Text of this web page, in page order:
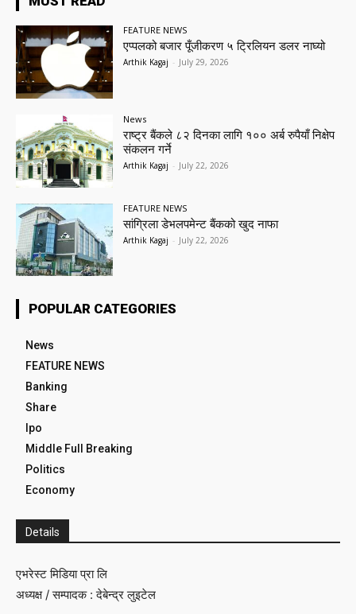
FEATURE NEWS
एप्पलको बजार पूँजीकरण ५ ट्रिलियन डलर नाघ्यो
Arthik Kagaj - July 29, 2026
News
राष्ट्र बैंकले ८२ दिनका लागि १०० अर्ब रुपैयाँ निक्षेप
संकलन गर्ने
Arthik Kagaj - July 22, 2026
FEATURE NEWS
सांग्रिला डेभलपमेन्ट बैंकको खुद नाफा
Arthik Kagaj - July 22, 2026
POPULAR CATEGORIES
News
FEATURE NEWS
Banking
Share
Ipo
Middle Full Breaking
Politics
Economy
Details
एभरेस्ट मिडिया प्रा लि
अध्यक्ष / सम्पादक : देबेन्द्र लुइटेल